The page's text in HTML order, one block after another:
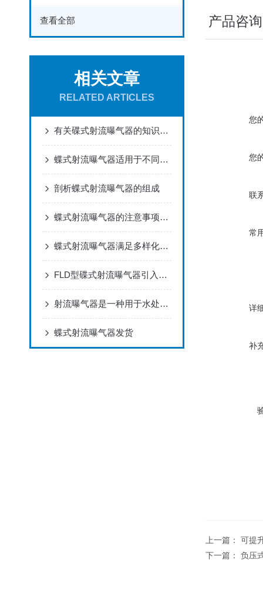
查看全部
相关文章
RELATED ARTICLES
有关碟式射流曝气器的知识点讲解
蝶式射流曝气器适用于不同生物处理工艺
剖析蝶式射流曝气器的组成
蝶式射流曝气器的注意事项从多方位去了解
蝶式射流曝气器满足多样化的处理工艺运行条件
FLD型碟式射流曝气器引入了撞击损失理论
射流曝气器是一种用于水处理过程中的增氧设备
蝶式射流曝气器发货
产品咨询
您
您
联
常
详
补
上一篇： 可提
下一篇： 负压